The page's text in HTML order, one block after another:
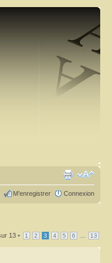
M’enregistrer Connexion
13 • 1 2 3 4 5 6 13